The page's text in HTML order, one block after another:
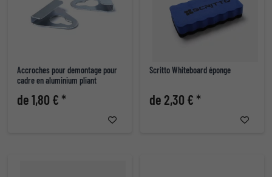
Accroches pour demontage pour
cadre en aluminium pliant
de 1,80 € *
Scritto Whiteboard éponge
de 2,30 € *